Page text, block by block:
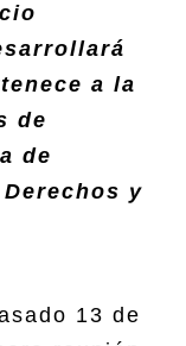
a la
de
de
y
13 de